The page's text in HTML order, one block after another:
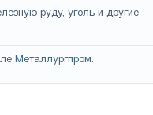
руду, уголь и другие
Металлургпром.